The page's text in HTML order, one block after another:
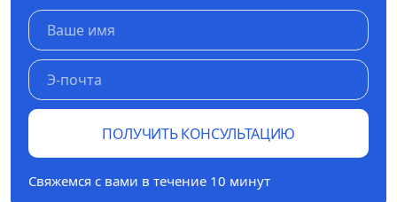
ПОЛУЧИТЬ КОНСУЛЬТАЦИЮ
Свяжемся с вами в течение 10 минут